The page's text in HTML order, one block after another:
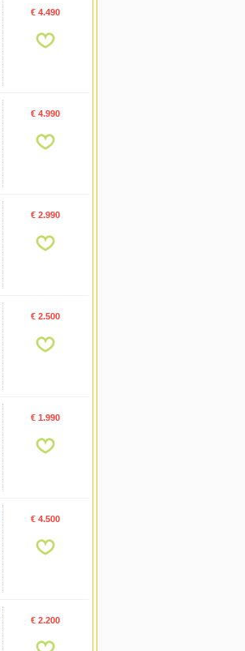
€ 4.490
€ 4.990
€ 2.990
€ 2.500
€ 1.990
€ 4.500
€ 2.200